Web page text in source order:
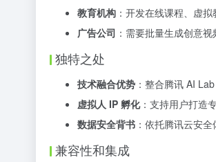
教育机构 ：开发在线课程、虚
广告公司 ：需要批量生成创意视
独特之处
技术融合优势 ：整合腾讯 AI
虚拟人 IP 孵化：支持用户打造
数据安全背书 ：依托腾讯云安
兼容性和集成